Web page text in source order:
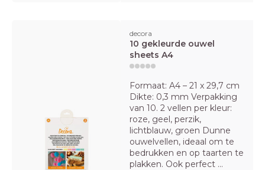
decora
10 gekleurde ouwel
sheets A4
Formaat: A4 – 21 x 29,7 cm
Dikte: 0,3 mm Verpakking
van 10. 2 vellen per kleur:
roze, geel, perzik,
lichtblauw, groen Dunne
ouwelvellen, ideaal om te
bedrukken en op taarten te
plakken. Ook perfect ...